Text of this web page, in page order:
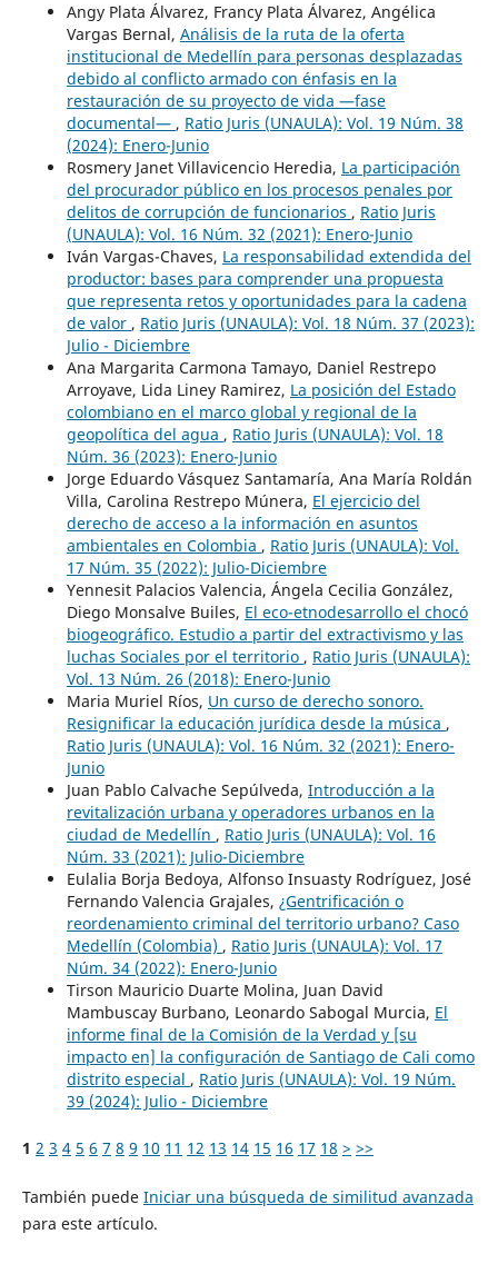
Angy Plata Álvarez, Francy Plata Álvarez, Angélica
Vargas Bernal, Análisis de la ruta de la oferta
institucional de Medellín para personas desplazadas
debido al conflicto armado con énfasis en la
restauración de su proyecto de vida —fase
documental— , Ratio Juris (UNAULA): Vol. 19 Núm. 38
(2024): Enero-Junio
Rosmery Janet Villavicencio Heredia, La participación
del procurador público en los procesos penales por
delitos de corrupción de funcionarios , Ratio Juris
(UNAULA): Vol. 16 Núm. 32 (2021): Enero-Junio
Iván Vargas-Chaves, La responsabilidad extendida del
productor: bases para comprender una propuesta
que representa retos y oportunidades para la cadena
de valor , Ratio Juris (UNAULA): Vol. 18 Núm. 37 (2023):
Julio - Diciembre
Ana Margarita Carmona Tamayo, Daniel Restrepo
Arroyave, Lida Liney Ramirez, La posición del Estado
colombiano en el marco global y regional de la
geopolítica del agua , Ratio Juris (UNAULA): Vol. 18
Núm. 36 (2023): Enero-Junio
Jorge Eduardo Vásquez Santamaría, Ana María Roldán
Villa, Carolina Restrepo Múnera, El ejercicio del
derecho de acceso a la información en asuntos
ambientales en Colombia , Ratio Juris (UNAULA): Vol.
17 Núm. 35 (2022): Julio-Diciembre
Yennesit Palacios Valencia, Ángela Cecilia González,
Diego Monsalve Builes, El eco-etnodesarrollo el chocó
biogeográfico. Estudio a partir del extractivismo y las
luchas Sociales por el territorio , Ratio Juris (UNAULA):
Vol. 13 Núm. 26 (2018): Enero-Junio
Maria Muriel Ríos, Un curso de derecho sonoro.
Resignificar la educación jurídica desde la música ,
Ratio Juris (UNAULA): Vol. 16 Núm. 32 (2021): Enero-
Junio
Juan Pablo Calvache Sepúlveda, Introducción a la
revitalización urbana y operadores urbanos en la
ciudad de Medellín , Ratio Juris (UNAULA): Vol. 16
Núm. 33 (2021): Julio-Diciembre
Eulalia Borja Bedoya, Alfonso Insuasty Rodríguez, José
Fernando Valencia Grajales, ¿Gentrificación o
reordenamiento criminal del territorio urbano? Caso
Medellín (Colombia) , Ratio Juris (UNAULA): Vol. 17
Núm. 34 (2022): Enero-Junio
Tirson Mauricio Duarte Molina, Juan David
Mambuscay Burbano, Leonardo Sabogal Murcia, El
informe final de la Comisión de la Verdad y [su
impacto en] la configuración de Santiago de Cali como
distrito especial , Ratio Juris (UNAULA): Vol. 19 Núm.
39 (2024): Julio - Diciembre
1 2 3 4 5 6 7 8 9 10 11 12 13 14 15 16 17 18 > >>
También puede Iniciar una búsqueda de similitud avanzada
para este artículo.